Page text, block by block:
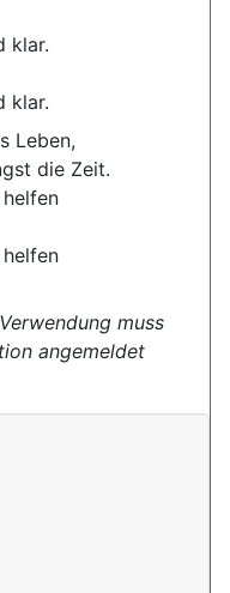
klar.
klar.
Leben,
die Zeit.
muss
angemeldet